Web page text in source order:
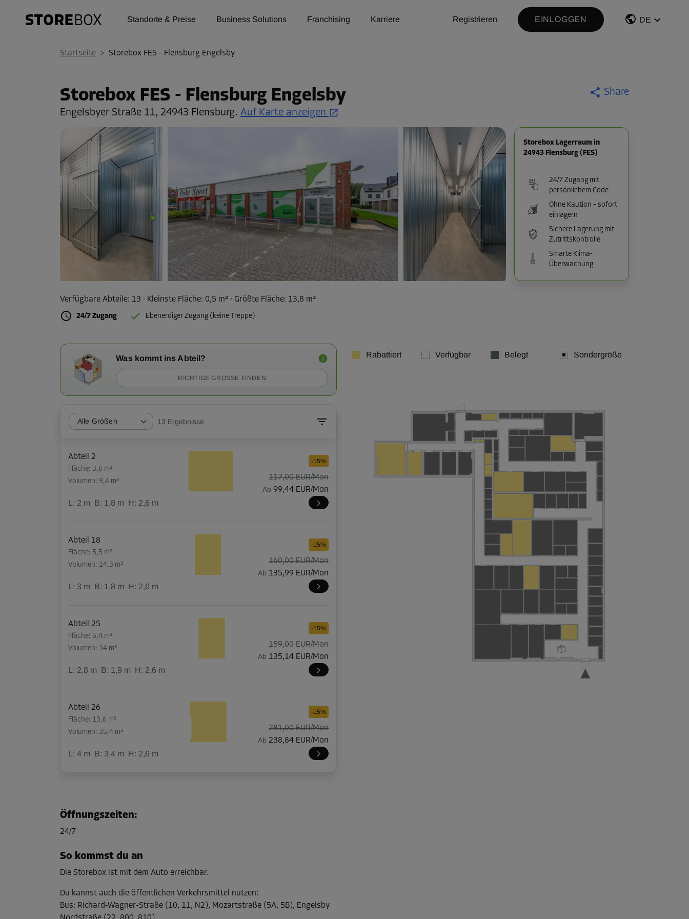
Standorte & Preise Business Solutions Franchising Karriere Registrieren EINLOGGEN DE
Startseite > Storebox FES - Flensburg Engelsby
Storebox FES - Flensburg Engelsby
Engelsbyer Straße 11, 24943 Flensburg. Auf Karte anzeigen
Share
Storebox Lagerraum in
24943 Flensburg (FES)
24/7 Zugang mit
persönlichem Code
Ohne Kaution – sofort
einlagern
Sichere Lagerung mit
Zutrittskontrolle
Smarte Klima-
Überwachung
Verfügbare Abteile: 13 · Kleinste Fläche: 0,5 m² · Größte Fläche: 13,8 m²
24/7 Zugang Ebenerdiger Zugang (keine Treppe)
Was kommt ins Abteil?
RICHTIGE GRÖSSE FINDEN
Alle Größen 13 Ergebnisse
Abteil 2
Fläche: 3,6 m²
Volumen: 9,4 m³
L: 2 m B: 1,8 m H: 2,6 m
-15%
117,00 EUR/Mon
Ab 99,44 EUR/Mon
Abteil 18
Fläche: 5,5 m²
Volumen: 14,3 m³
L: 3 m B: 1,8 m H: 2,6 m
-15%
160,00 EUR/Mon
Ab 135,99 EUR/Mon
Abteil 25
Fläche: 5,4 m²
Volumen: 14 m³
L: 2,8 m B: 1,9 m H: 2,6 m
-15%
159,00 EUR/Mon
Ab 135,14 EUR/Mon
Abteil 26
Fläche: 13,6 m²
Volumen: 35,4 m³
L: 4 m B: 3,4 m H: 2,6 m
-15%
281,00 EUR/Mon
Ab 238,84 EUR/Mon
Volumen: 3,9 m³
L:
Abteil 44
Fläche: 5,6 m²
Volumen: 14,6 m³
Ab 138,54 EUR/Mon
Rabattiert Verfügbar Belegt Sondergröße
Öffnungszeiten:
24/7
So kommst du an
Die Storebox ist mit dem Auto erreichbar.
Du kannst auch die öffentlichen Verkehrsmittel nutzen:
Bus: Richard-Wagner-Straße (10, 11, N2), Mozartstraße (5A, 5B), Engelsby